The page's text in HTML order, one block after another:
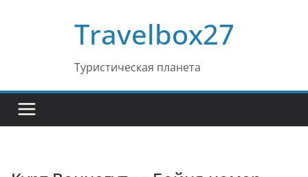
Travelbox27
Туристическая планета